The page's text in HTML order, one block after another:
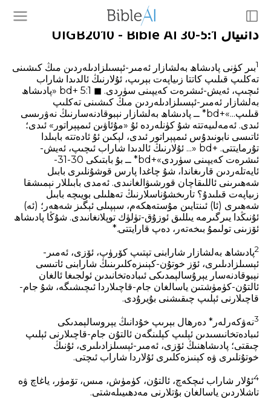
دانىيال 5:1-30 UIGB2010 - Bible AI
1بىر كۈنى پادىشاھ بەلشازار ئەمىر-ئېسىلزادىلەردىن مىڭ كىشىنى
تەكلىپ قىلىپ كاتتا زىياپەت بېرىپ، ئۇلارنىڭ ئالدىدا شاراب
ئىچىپ، ئەيش-ئىشرەت كەيپىنى سۈردى. ◼ 5:1 +bd «پادىشاھ
بەلشازار ئەمىر-ئېسىلزادىلەردىن مىڭ كىشىنى تەكلىپ
قىلىپ...»+bd* ــ پادىشاھ بەلشازار نېبوقادنەسارنىڭ نەۋرىسى
ئىدى. ئەمەلىيەتتە شۇ كۈنلەردە ئۇ «مۇئاۋىن ئىمپېراتور» ئىدى؛
ئاتىسى نابونىدۇس ئىمپېراتور ئىدى، لېكىن ئۇ ئادەتتە بابىلدا
تۇرمايتتى. +bd «... ئۇلارنىڭ ئالدىدا شاراب ئىچىپ، ئەيش-
ئىشرەت كەيپىنى سۈردى»+bd* ــ بۇ بابتىكى 30-31-
ئايەتلەردىن قارىغاندا، شۇ چاغدا پارس قوشۇنلىرى بابىل
شەھىرىنى ئاللىقاچان قورشىۋالغانىدى. ئەمدى بابىللار نېمىشقا
زىياپەت قىلىدۇ؟ تارىخشۇناسلارنىڭ تەھلىلى بويىچە بابىل
شەھىرى (ئا) ئىنتايىن مۇستەھكەم، سېپىلى ئېگىز شەھەر؛ (ئە)
ئۇنىڭدا يىرگىرمە يىللىق ئوزۇق-تۈلۈك توپلانغانىدى. شۇڭا پادىشاھ
ئۆزىنى تولىمۇ بىخەتەر، دەپ قارايتتى.*
2پادىشاھ بەلشازار شارابنى تېتىپ كۆرۈپ، ئۆزى، ئەمىر-
ئېسىلزادىلىرى، ئۆز خوتۇن-كېنىزەكلىرىنىڭ شارابنى ئاتىسى
نېبوقادنەسار يېرۇسالېمدىكى ئىبادەتخانىدىن ئولجىغا ئالغان
ئالتۇن-كۈمۈشتىن ياسالغان جام-قاچىلاردا ئىچىشىگە، شۇ جام-
قاچىلارنى ئېلىپ چىقىشنى بۇيرۇدى.
3نەۋكەرلەر* دەرھال بېرىپ خۇدانىڭ يېروسالېمدىكى
ئىبادەتخانىسىدىن ئېلىپ كېلىنگەن ئالتۇن جام-قاچىلارنى ئېلىپ
چىقتى؛ پادىشاھنىڭ ئۆزى، ئەمىر-ئېسىلزادىلىرى، ئۇنىڭ
خوتۇنلىرى ۋە كېنىزەكلىرى ئۇلاردا شاراب ئىچتى.
4ئۇلار شاراب ئىچكەچ، ئالتۇن، كۈمۈش، مىس، تۆمۈر، ياغاچ ۋە
تاشلاردىن ياسالغان بۇتلارنى مەدھىيىلەشتى.